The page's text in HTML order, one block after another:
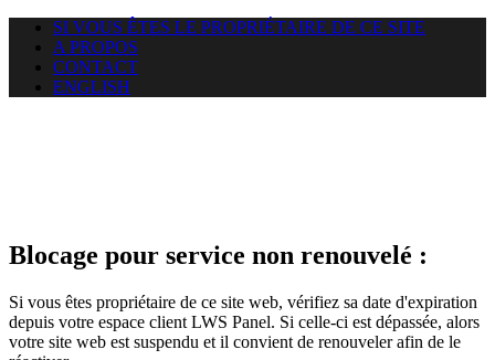
SI VOUS ÊTES LE PROPRIÉTAIRE DE CE SITE
A PROPOS
CONTACT
ENGLISH
Blocage pour service non renouvelé :
Si vous êtes propriétaire de ce site web, vérifiez sa date d'expiration
depuis votre espace client LWS Panel. Si celle-ci est dépassée, alors
votre site web est suspendu et il convient de renouveler afin de le